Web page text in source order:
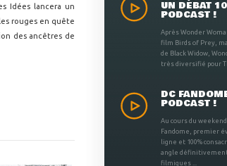
Idées lancera un
rouges en quête
des ancêtres de
UN DÉBAT
PODCAST !
Après Wonder
film Birds of Prey,
de Black Widow,
très diversifié pour
DC
PODCAST !
Au cours du
Fandome, premier
ligne et 100%
angle
filmiques ...